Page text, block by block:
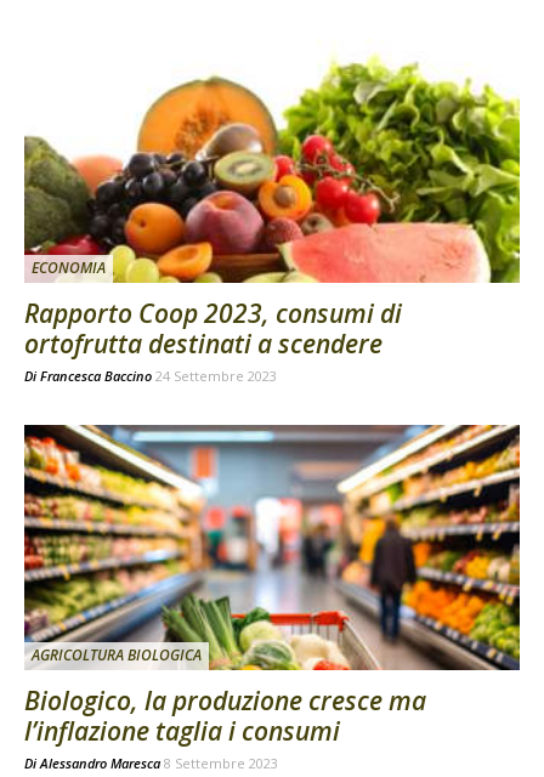
ECONOMIA
Rapporto Coop 2023, consumi di
ortofrutta destinati a scendere
Di Francesca Baccino 24 Settembre 2023
AGRICOLTURA BIOLOGICA
Biologico, la produzione cresce ma
l’inflazione taglia i consumi
Di Alessandro Maresca 8 Settembre 2023